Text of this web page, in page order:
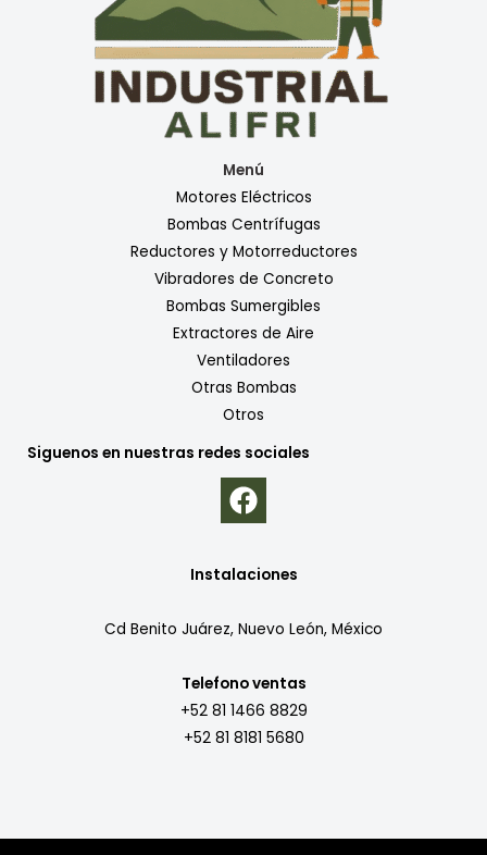
Menú
Motores Eléctricos
Bombas Centrífugas
Reductores y Motorreductores
Vibradores de Concreto
Bombas Sumergibles
Extractores de Aire
Ventiladores
Otras Bombas
Otros
Siguenos en nuestras redes sociales
Instalaciones
Cd Benito Juárez, Nuevo León, México
Telefono ventas
+52 81 1466 8829
+52 81 8181 5680